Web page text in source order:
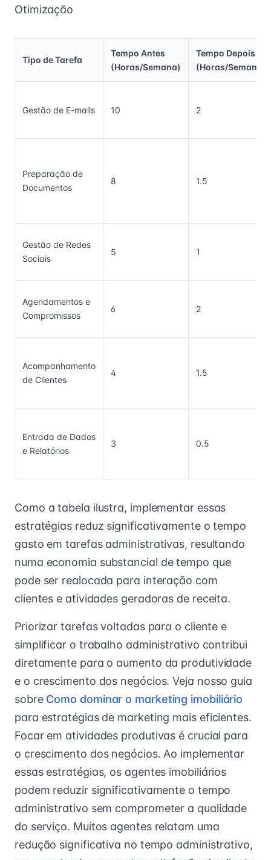
Otimização
Tipo de Tarefa
Tempo Antes
(Horas/Semana)
Tempo Depois
(Horas/Semana)
Gestão de E-mails 10 2
Preparação de
Documentos
8 1.5
Gestão de Redes
Sociais
5 1
Agendamentos e
Compromissos
6 2
Acompanhamento
de Clientes
4 1.5
Entrada de Dados
e Relatórios
3 0.5
Como a tabela ilustra, implementar essas
estratégias reduz significativamente o tempo
gasto em tarefas administrativas, resultando
numa economia substancial de tempo que
pode ser realocada para interação com
clientes e atividades geradoras de receita.
Priorizar tarefas voltadas para o cliente e
simplificar o trabalho administrativo contribui
diretamente para o aumento da produtividade
e o crescimento dos negócios. Veja nosso guia
sobre Como dominar o marketing imobiliário
para estratégias de marketing mais eficientes.
Focar em atividades produtivas é crucial para
o crescimento dos negócios. Ao implementar
essas estratégias, os agentes imobiliários
podem reduzir significativamente o tempo
administrativo sem comprometer a qualidade
do serviço. Muitos agentes relatam uma
redução significativa no tempo administrativo,